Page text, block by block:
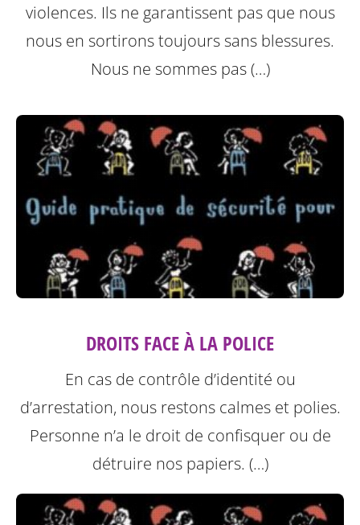
violences. Ils ne garantissent pas que nous
nous en sortirons toujours sans blessures.
Nous ne sommes pas (…)
DROITS FACE À LA POLICE
En cas de contrôle d’identité ou
d’arrestation, nous restons calmes et polies.
Personne n’a le droit de confisquer ou de
détruire nos papiers. (…)